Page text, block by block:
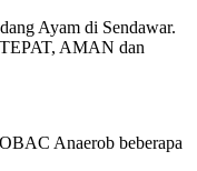
Anaerob beberapa